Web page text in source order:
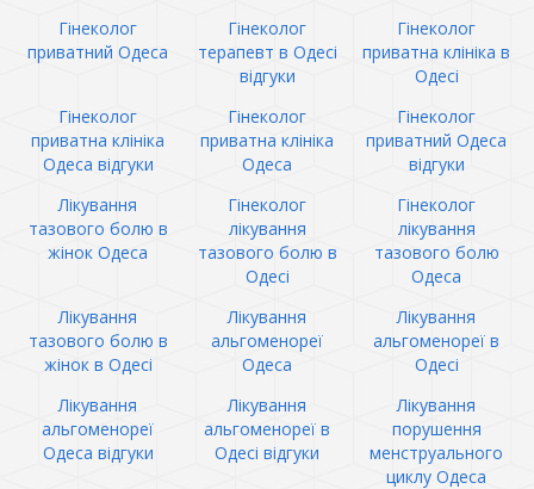
Гінеколог
приватний Одеса
Гінеколог
терапевт в Одесі
відгуки
Гінеколог
приватна клініка в
Одесі
Гінеколог
приватна клініка
Одеса відгуки
Гінеколог
приватна клініка
Одеса
Гінеколог
приватний Одеса
відгуки
Лікування
тазового болю в
жінок Одеса
Гінеколог
лікування
тазового болю в
Одесі
Гінеколог
лікування
тазового болю
Одеса
Лікування
тазового болю в
жінок в Одесі
Лікування
альгоменореї
Одеса
Лікування
альгоменореї в
Одесі
Лікування
альгоменореї
Одеса відгуки
Лікування
альгоменореї в
Одесі відгуки
Лікування
порушення
менструального
циклу Одеса